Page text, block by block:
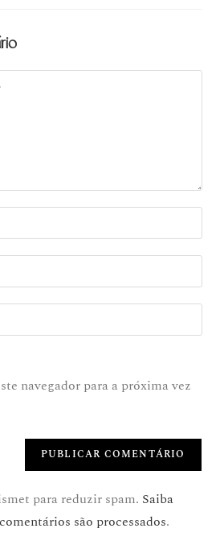
navegador para a próxima vez
para reduzir spam. Saiba
são processados.